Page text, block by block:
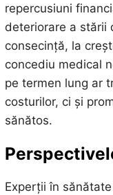
repercusiuni
deteriorare a stării
consecință, la
concediu medical
pe termen lung ar
costurilor, ci și
sănătos.
Experții în